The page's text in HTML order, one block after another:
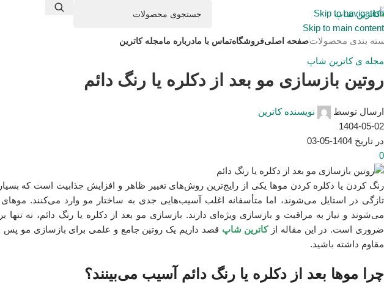
Skip to navigation
Skip to main content
بندی محصولاتصفحه اصلیفروشگاهتماس با مادرباره مامجله کاترین
مجله ی کاترین شاپ
روتین بازسازی مو بعد از دکلره یا رنگ دائم
ارسال توسط
نویسنده کاترین
1404-05-02
در تاریخ 1404-05-03
0
رنگ کردن یا دکلره کردن موها یکی از رایج‌ترین روش‌های تغییر ظاهر و افزایش جذابیت است که بسیاری
تازگی در استایل می‌شوند، اما متأسفانه اغلب آسیب‌هایی جدی به ساختار مو وارد می‌کنند.
می‌شوند و نیاز به مراقبت و بازسازی ویژه‌ای دارند. بازسازی مو بعد از دکلره یا رنگ دائم، نه
ضروری است. در این مقاله ازکاترین شاپ قصد داریم یک روتین جامع و علمی برای بازسازی مو پس از
مقاوم داشته باشید.
چرا موها بعد از دکلره یا رنگ دائم آسیب می‌بینند؟